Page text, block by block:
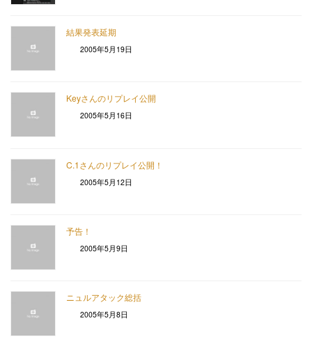
結果発表延期
2005年5月19日
Keyさんのリプレイ公開
2005年5月16日
C.1さんのリプレイ公開！
2005年5月12日
予告！
2005年5月9日
ニュルアタック総括
2005年5月8日